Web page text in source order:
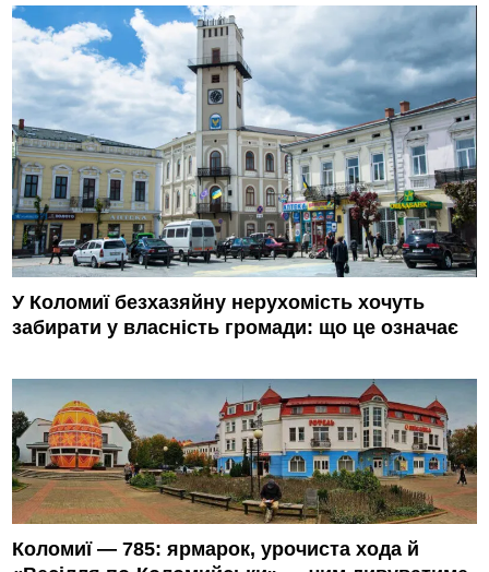
У Коломиї безхазяйну нерухомість хочуть
забирати у власність громади: що це означає
Коломиї — 785: ярмарок, урочиста хода й